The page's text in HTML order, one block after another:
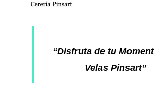
“Disfruta de tu
Velas Pinsart”